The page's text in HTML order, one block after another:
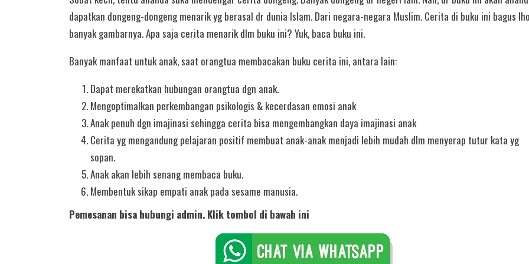
dapatkan dongeng-dongeng menarik yg berasal dr dunia Islam. Dari negara-negara Muslim. Cerita di buku ini bagus
banyak gambarnya. Apa saja cerita menarik dlm buku ini? Yuk, baca buku ini.
Banyak manfaat untuk anak, saat orangtua membacakan buku cerita ini, antara lain:
Dapat merekatkan hubungan orangtua dgn anak.
Mengoptimalkan perkembangan psikologis & kecerdasan emosi anak
Anak penuh dgn imajinasi sehingga cerita bisa mengembangkan daya imajinasi anak
Cerita yg mengandung pelajaran positif membuat anak-anak menjadi lebih mudah dlm menyerap tutur kata yg
sopan.
Anak akan lebih senang membaca buku.
Membentuk sikap empati anak pada sesame manusia.
Pemesanan bisa hubungi admin. Klik tombol di bawah ini